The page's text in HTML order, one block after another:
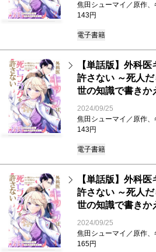
焦田シューマイ／原作
143円
電子書籍
【単話版】外科
許さない ～死人
世の知識で書き
2024/09/25
焦田シューマイ／原作
143円
電子書籍
【単話版】外科
許さない ～死人
世の知識で書き
2024/09/25
焦田シューマイ／原作
165円